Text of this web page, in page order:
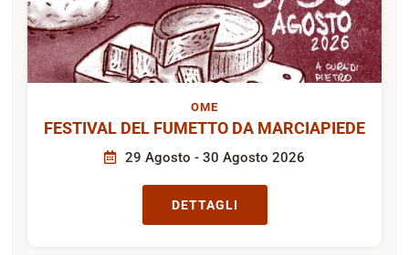
OME
FESTIVAL DEL FUMETTO DA MARCIAPIEDE
29 Agosto - 30 Agosto 2026
DETTAGLI